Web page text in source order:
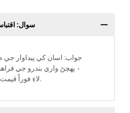
سوال:
جواب: اسان کي پيداوار جي
۽ پهچڻ واري بندرو جي
لاءِ فوراً قيمت جو اعصاب موڪلسين.